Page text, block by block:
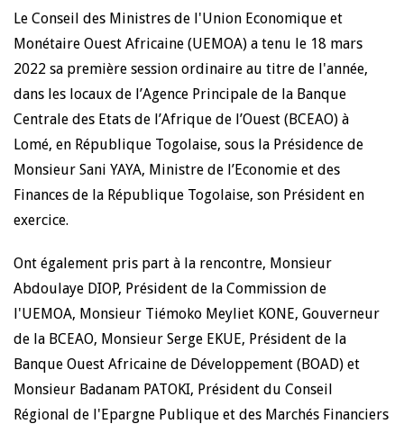
Le Conseil des Ministres de l'Union Economique et
Monétaire Ouest Africaine (UEMOA) a tenu le 18 mars
2022 sa première session ordinaire au titre de l'année,
dans les locaux de l’Agence Principale de la Banque
Centrale des Etats de l’Afrique de l’Ouest (BCEAO) à
Lomé, en République Togolaise, sous la Présidence de
Monsieur Sani YAYA, Ministre de l’Economie et des
Finances de la République Togolaise, son Président en
exercice.
Ont également pris part à la rencontre, Monsieur
Abdoulaye DIOP, Président de la Commission de
l'UEMOA, Monsieur Tiémoko Meyliet KONE, Gouverneur
de la BCEAO, Monsieur Serge EKUE, Président de la
Banque Ouest Africaine de Développement (BOAD) et
Monsieur Badanam PATOKI, Président du Conseil
Régional de l'Epargne Publique et des Marchés Financiers